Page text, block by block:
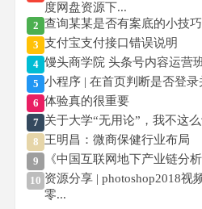
度网盘资源下...
2 查询某某是否有案底的小技巧
3 支付宝支付接口错误说明
4 馒头商学院 头条号内容运营
5 小程序 | 在首页判断是否登
6 体验真的很重要
7 关于大学“无用论”，我不这
8 王明昌：微商保健行业布局
9 《中国互联网地下产业链分
10 资源分享 | photoshop2018视
零...